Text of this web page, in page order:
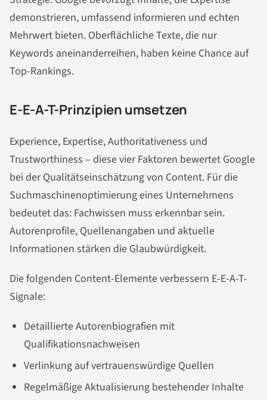
demonstrieren, umfassend informieren und echten
Mehrwert bieten. Oberflächliche Texte, die nur
Keywords aneinanderreihen, haben keine Chance auf
Top-Rankings.
E-E-A-T-Prinzipien umsetzen
Experience, Expertise, Authoritativeness und
Trustworthiness – diese vier Faktoren bewertet Google
bei der Qualitätseinschätzung von Content. Für die
Suchmaschinenoptimierung eines Unternehmens
bedeutet das: Fachwissen muss erkennbar sein.
Autorenprofile, Quellenangaben und aktuelle
Informationen stärken die Glaubwürdigkeit.
Die folgenden Content-Elemente verbessern E-E-A-T-
Signale:
Detaillierte Autorenbiografien mit
Qualifikationsnachweisen
Verlinkung auf vertrauenswürdige Quellen
Regelmäßige Aktualisierung bestehender Inhalte